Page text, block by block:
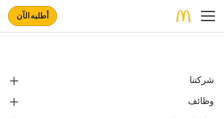
أطلبه الآن
شركتنا
وظائف